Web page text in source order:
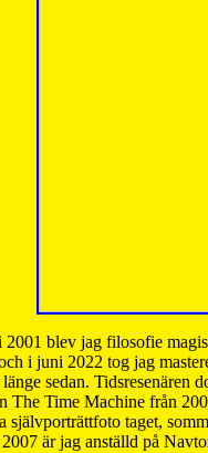
blev jag filosofie
i juni 2022 tog jag
sedan.
Time Machine från
självporträttfoto taget,
2007 är jag anställd på